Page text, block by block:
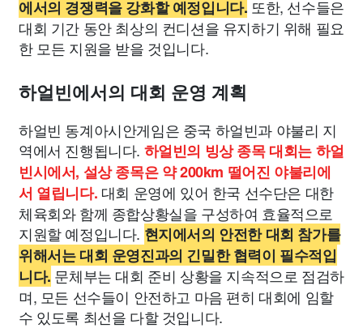
에서의 경쟁력을 강화할 예정입니다. 또한, 선수들은
대회 기간 동안 최상의 컨디션을 유지하기 위해 필요
한 모든 지원을 받을 것입니다.
하얼빈에서의 대회 운영 계획
하얼빈 동계아시안게임은 중국 하얼빈과 야불리 지
역에서 진행됩니다. 하얼빈의 빙상 종목 대회는 하얼
빈시에서, 설상 종목은 약 200km 떨어진 야불리에
서 열립니다. 대회 운영에 있어 한국 선수단은 대한
체육회와 함께 종합상황실을 구성하여 효율적으로
지원할 예정입니다. 현지에서의 안전한 대회 참가를
위해서는 대회 운영진과의 긴밀한 협력이 필수적입
니다. 문체부는 대회 준비 상황을 지속적으로 점검하
며, 모든 선수들이 안전하고 마음 편히 대회에 임할
수 있도록 최선을 다할 것입니다.